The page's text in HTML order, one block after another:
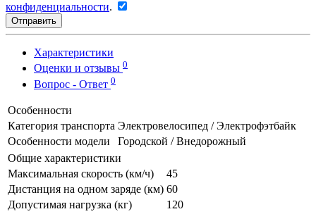
конфиденциальности.
Отправить
Характеристики
Оценки и отзывы 0
Вопрос - Ответ 0
Особенности
Категория транспорта Электровелосипед / Электрофэтбайк
Особенности модели
Городской / Внедорожный
Общие характеристики
Максимальная скорость (км/ч)
45
Дистанция на одном заряде (км) 60
Допустимая нагрузка (кг)
120